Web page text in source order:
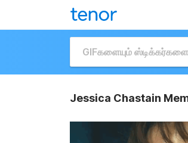
Jessica Chastain